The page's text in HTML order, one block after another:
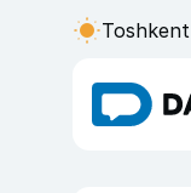
Toshkent